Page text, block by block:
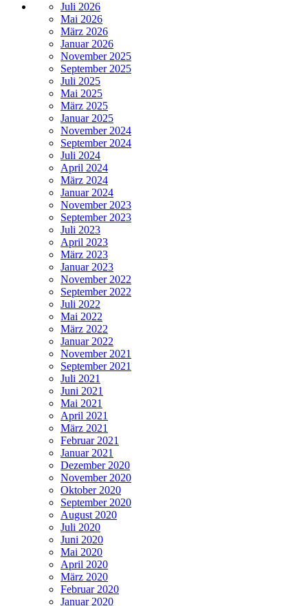
Juli 2026
Mai 2026
März 2026
Januar 2026
November 2025
September 2025
Juli 2025
Mai 2025
März 2025
Januar 2025
November 2024
September 2024
Juli 2024
April 2024
März 2024
Januar 2024
November 2023
September 2023
Juli 2023
April 2023
März 2023
Januar 2023
November 2022
September 2022
Juli 2022
Mai 2022
März 2022
Januar 2022
November 2021
September 2021
Juli 2021
Juni 2021
Mai 2021
April 2021
März 2021
Februar 2021
Januar 2021
Dezember 2020
November 2020
Oktober 2020
September 2020
August 2020
Juli 2020
Juni 2020
Mai 2020
April 2020
März 2020
Februar 2020
Januar 2020